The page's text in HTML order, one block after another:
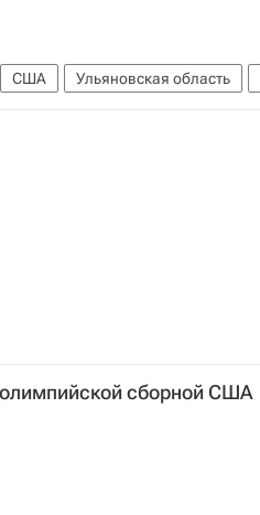
США Ульяновская область
сборной США